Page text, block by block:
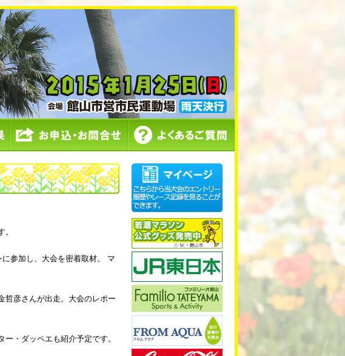
参加し、大会を密着取材。 マ
哲彦さんが出走。大会のレポー
・ダッペエも紹介予定です。